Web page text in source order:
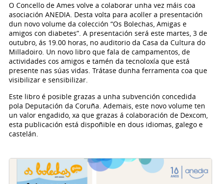
O Concello de Ames volve a colaborar unha vez máis coa
asociación ANEDIA. Desta volta para acoller a presentación
dun novo volume da colección “Os Bolechas, Amigas e
amigos con diabetes”. A presentación será este martes, 3 de
outubro, ás 19.00 horas, no auditorio da Casa da Cultura do
Milladoiro. Un novo libro que fala de campamentos, de
actividades cos amigos e tamén da tecnoloxía que está
presente nas súas vidas. Trátase dunha ferramenta coa que
visibilizar e sensibilizar.
Este libro é posible grazas a unha subvención concedida
pola Deputación da Coruña. Ademais, este novo volume ten
un valor engadido, xa que grazas á colaboración de Dexcom,
esta publicación está dispoñible en dous idiomas, galego e
castelán.